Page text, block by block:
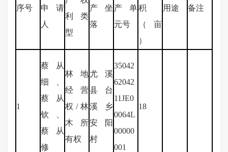
序号
申请
人
利类
型
产坐
落
产单
元号
积
（亩
）
用途 备注
1
蔡从
细、
蔡从
钦、
蔡从
修
林地
经营
权/林
木所
有权
尤溪
县台
溪乡
安阳
村
35042
62042
11JE0
0064L
00000
001
18